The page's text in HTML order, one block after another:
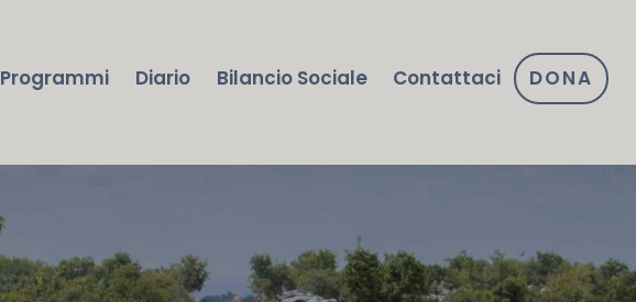
Programmi Diario Bilancio Sociale Contattaci DONA